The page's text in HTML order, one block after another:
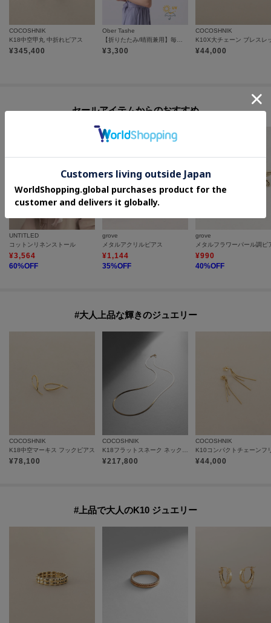
COCOSHNIK
K18中空甲丸 中折れピアス
¥345,400
Ober Tashe
¥3,300
COCOSHNIK
K10X大チェーン ブレスレ
¥44,000
セールアイテムからのおすすめ
UNTITLED
コットンリネンストール
¥3,564
60%OFF
grove
メタルアクリルピアス
¥1,144
35%OFF
grove
メタルフラワーパール調ピ
¥990
40%OFF
#大人上品な輝きのジュエリー
COCOSHNIK
K18中空マーキス フックピアス
¥78,100
COCOSHNIK
¥217,800
COCOSHNIK
¥44,000
#上品で大人のK10 ジュエリー